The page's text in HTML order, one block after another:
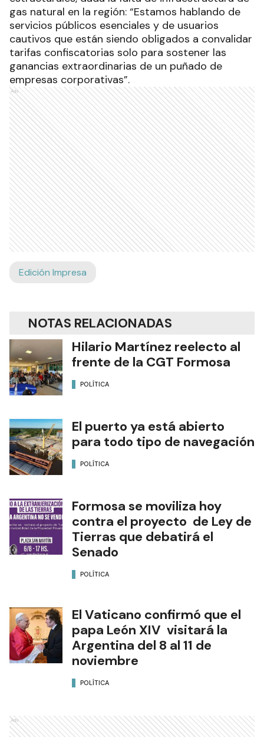
gas natural en la región: “Estamos hablando de
servicios públicos esenciales y de usuarios
cautivos que están siendo obligados a convalidar
tarifas confiscatorias solo para sostener las
ganancias extraordinarias de un puñado de
empresas corporativas”.
Ads
Edición Impresa
NOTAS RELACIONADAS
Hilario Martínez reelecto al
frente de la CGT Formosa
POLÍTICA
El puerto ya está abierto
para todo tipo de navegación
POLÍTICA
Formosa se moviliza hoy
contra el proyecto de Ley de
Tierras que debatirá el
Senado
POLÍTICA
El Vaticano confirmó que el
papa León XIV visitará la
Argentina del 8 al 11 de
noviembre
POLÍTICA
Ads